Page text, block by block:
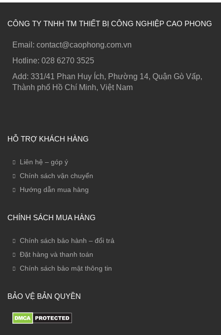
CÔNG TY TNHH TM THIẾT BỊ CÔNG NGHIỆP CAO PHONG
Email: contact@caophong.com.vn
Hotline: ‭028 6270 3525
Add: 331/41 Phan Huy Ích, Phường 14, Quận Gò Vấp,
Thành phố Hồ Chí Minh, Việt Nam
HỖ TRỢ KHÁCH HÀNG
Liên hệ – góp ý
Chính sách vận chuyển
Hướng dẫn mua hàng
CHÍNH SÁCH MUA HÀNG
Chính sách bảo hành – đổi trả
Đặt hàng và thanh toán
Chính sách bảo mật thông tin
BẢO VỆ BẢN QUYỀN